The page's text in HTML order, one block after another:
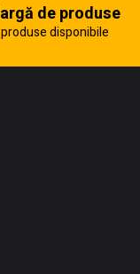
de produse
disponibile